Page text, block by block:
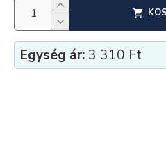
Egység ár: 3 310 Ft